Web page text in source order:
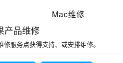
Mac维修
产品维修
服务点获得支持、或安排维修。